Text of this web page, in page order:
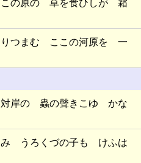
の原の 草を食ひしが 霜
つまむ ここの河原を 一
岸の 蟲の聲きこゆ かな
うろくづの子も けふは